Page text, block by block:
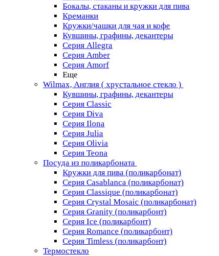
Бокалы, стаканы и кружки для пива
Креманки
Кружки/чашки для чая и кофе
Кувшины, графины, декантеры
Серия Allegra
Серия Amber
Серия Amorf
Еще
Wilmax, Англия ( хрустальное стекло )
Кувшины, графины, декантеры
Серия Classic
Серия Diva
Серия Ilona
Серия Julia
Серия Olivia
Серия Teona
Посуда из поликарбоната
Кружки для пива (поликарбонат)
Серия Casablanсa (поликарбонат)
Серия Classique (поликарбонат)
Серия Crystal Mosaic (поликарбонат)
Серия Granity (поликарбонт)
Серия Ice (поликарбонт)
Серия Romance (поликарбонт)
Серия Timless (поликарбонт)
Термостекло